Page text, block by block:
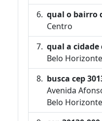
qual o bairro
Centro
qual a cidade
Belo
busca cep
Avenida
Belo